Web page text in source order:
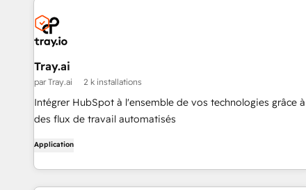
Tray.ai
par Tray.ai 2 k installations
Intégrer HubSpot à l'ensemble de vos technologies grâce à
des flux de travail automatisés
Application